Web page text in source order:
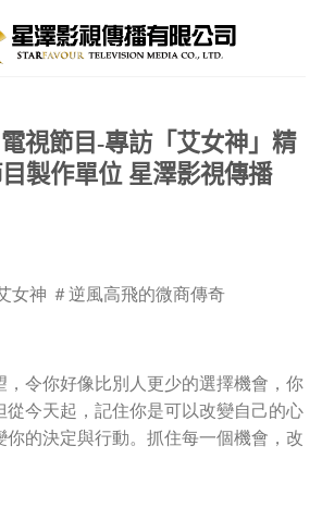
視節目-專訪「艾女神」精
製作單位 星澤影視傳播
女神 ＃逆風高飛的微商傳奇
，令你好像比別人更少的選擇機會，你
從今天起，記住你是可以改變自己的心
你的決定與行動。抓住每一個機會，改